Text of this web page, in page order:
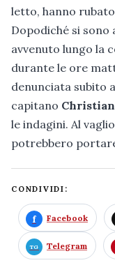
letto, hanno
Dopodiché si
avvenuto lungo la
durante le ore
denunciata subito
capitano
le indagini. Al
potrebbero
CONDIVIDI:
Facebook
Telegram